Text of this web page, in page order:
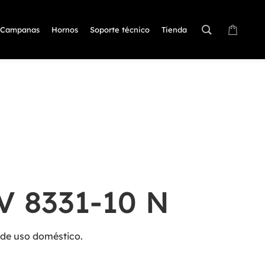
Campanas Hornos Soporte técnico Tienda
8331-10 N
uso doméstico.